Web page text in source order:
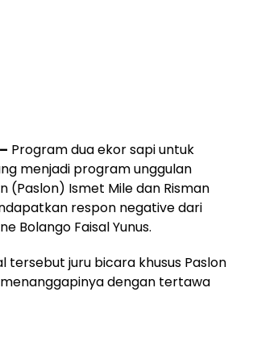
Program dua ekor sapi untuk
menjadi program unggulan
(Paslon) Ismet Mile dan Risman
respon negative dari
Bolango Faisal Yunus.
tersebut juru bicara khusus Paslon
menanggapinya dengan tertawa